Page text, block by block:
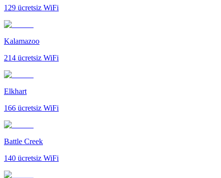
129 ücretsiz WiFi
Kalamazoo
214 ücretsiz WiFi
Elkhart
166 ücretsiz WiFi
Battle Creek
140 ücretsiz WiFi